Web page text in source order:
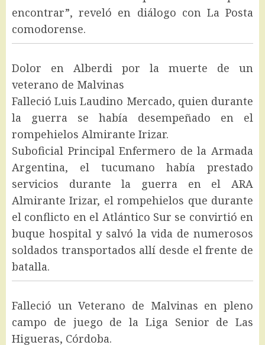
encontrar”, reveló en diálogo con La Posta
comodorense.
Dolor en Alberdi por la muerte de un
veterano de Malvinas
Falleció Luis Laudino Mercado, quien durante
la guerra se había desempeñado en el
rompehielos Almirante Irizar.
Suboficial Principal Enfermero de la Armada
Argentina, el tucumano había prestado
servicios durante la guerra en el ARA
Almirante Irizar, el rompehielos que durante
el conflicto en el Atlántico Sur se convirtió en
buque hospital y salvó la vida de numerosos
soldados transportados allí desde el frente de
batalla.
Falleció un Veterano de Malvinas en pleno
campo de juego de la Liga Senior de Las
Higueras, Córdoba.